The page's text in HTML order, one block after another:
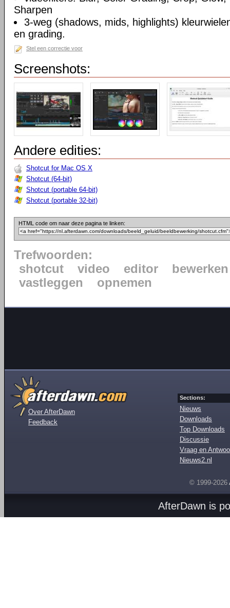
Sharpen
3-weg (shadows, mids, highlights)
en grading.
Stel een correctie voor
Screenshots:
Andere edities:
Shotcut for Mac OS X
Shotcut (64-bit)
Shotcut (portable 64-bit)
Shotcut (portable 32-bit)
HTML code om naar deze pagina te linken:
Trefwoorden:
shotcut
video editor
bewerken
vastleggen
opnemen
Over AfterDawn
Feedback
Sections:
Nieuws
Downloads
Top Downloads
Discussie
Vraag en
Nieuws2.nl
© 1999-2026
AfterDawn is